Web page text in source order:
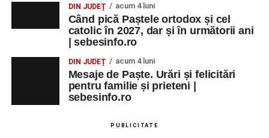
DIN JUDEȚ acum 4 luni
Când pică Paștele ortodox și cel
catolic în 2027, dar și în următorii ani
| sebesinfo.ro
DIN JUDEȚ acum 4 luni
Mesaje de Paște. Urări și felicitări
pentru familie și prieteni |
sebesinfo.ro
PUBLICITATE